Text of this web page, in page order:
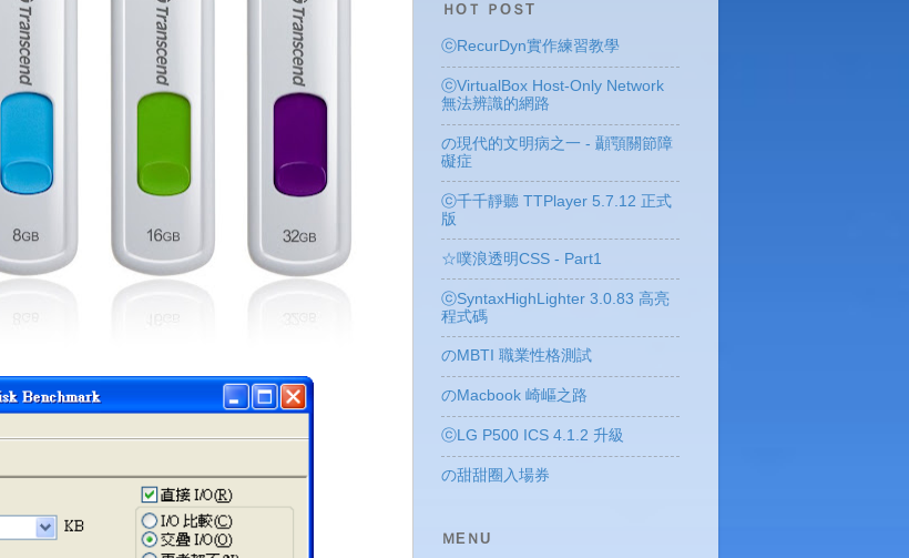
ＨOＴ ＰOＳT
ⓒRecurDyn實作練習教學
ⓒVirtualBox Host-Only Network
無法辨識的網路
の現代的文明病之一 - 顳顎關節障
礙症
ⓒ千千靜聽 TTPlayer 5.7.12 正式
版
☆噗浪透明CSS - Part1
ⓒSyntaxHighLighter 3.0.83 高亮
程式碼
のMBTI 職業性格測試
のMacbook 崎嶇之路
ⓒLG P500 ICS 4.1.2 升級
の甜甜圈入場券
ＭEＮU